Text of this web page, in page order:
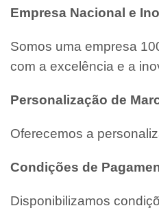
Empresa Nacional e
Somos uma empresa
com a excelência e a
Personalização de
Oferecemos a
Condições de
Disponibilizamos